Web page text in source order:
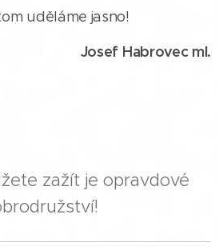
uděláme jasno!
Josef Habrovec ml.
zažít je opravdové